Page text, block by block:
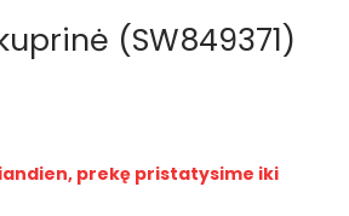
(SW849371)
prekę pristatysime iki